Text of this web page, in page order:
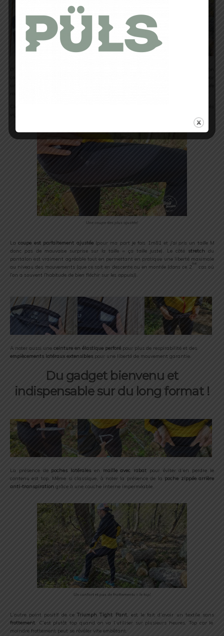
Une coupe des plus ajustée!
Lacoupe est parfaitement ajustée(pour ma part je fais 1m81 et j’ai pris un taille M
donc pas de mauvaise surprise sur la taille = ça taille juste). Le côté stretch du
pantalon est vraiment agréable tout en permettant en pratique une liberté maximale
au niveau des mouvements (que ce soit en descente ou en montée (dans ce 2
ème
cas où
l’on a souvent l’habitude de bien fléchir sur les appuis)).
A noter aussi une ceinture en élastique perforé pour plus de respirabilité et des
empiècements latéraux extensibles pour une liberté de mouvement garantie.
Du gadget bienvenu et
indispensable sur du long format !
La présence de poches latérales en maille avec rabat pour éviter d’en perdre le
contenu est top. Même si classique, à noter la présence de la poche zippée arrière
anti-transpiration grâce à une couche interne imperméable.
Un confort et pas de frottements = le top!
L’autre point positif de ceTriumph Tight Pant, est le fait d’avoir un textile sans
frottement . C’est plutôt top quand on va l’utiliser sur plusieurs heures. Top car le
moindre frottement peut se révéler vite embêtant.